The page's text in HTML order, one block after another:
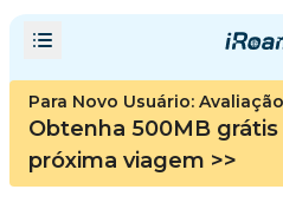
Para Novo Usuário:
Obtenha 500MB grátis
próxima viagem >>